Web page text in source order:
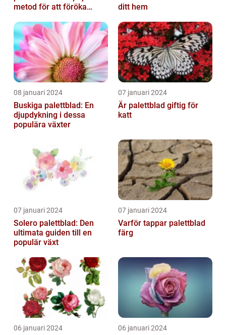
metod för att föröka
ditt hem
08 januari 2024
Buskiga palettblad: En
djupdykning i dessa
populära växter
07 januari 2024
Är palettblad giftig för
katt
07 januari 2024
Solero palettblad: Den
ultimata guiden till en
populär växt
07 januari 2024
Varför tappar palettblad
färg
06 januari 2024 06 januari 2024